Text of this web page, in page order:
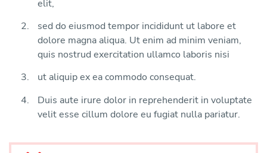
elit,
sed do eiusmod tempor incididunt ut labore et
dolore magna aliqua. Ut enim ad minim veniam,
quis nostrud exercitation ullamco laboris nisi
ut aliquip ex ea commodo consequat.
Duis aute irure dolor in reprehenderit in voluptate
velit esse cillum dolore eu fugiat nulla pariatur.